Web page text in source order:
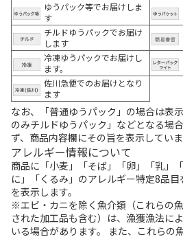
ゆうパック等でお届けしま
す
チルドゆうパックでお届け
します
冷凍ゆうパックでお届けし
ます。
佐川急便でのお届けとなり
ます
なお、「普通ゆうパック」の場合は表
のみチルドゆうパック」などとなる場
ず、商品内容欄にその旨を表示していま
アレルギー情報について
商品に「小麦」「そば」「卵」「乳」
に」「くるみ」のアレルギー特定8品
を表示します。
※エビ・カニを除く魚介類（これらの
された加工品も含む）は、漁獲漁法に
いる場合があります。 また、これらの